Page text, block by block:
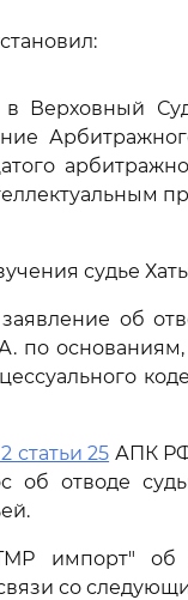
Верховный
судье
об
по
статьи 25 АПК
об отводе
импорт" об
со